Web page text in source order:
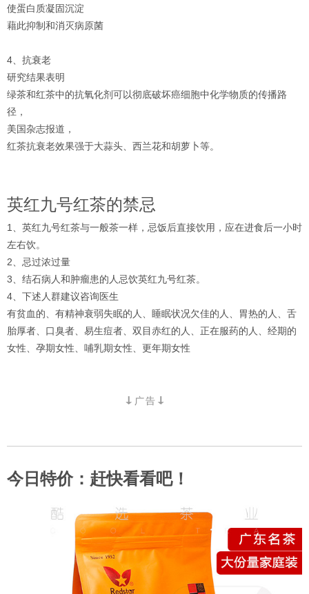
使蛋白质凝固沉淀
藉此抑制和消灭病原菌
4、抗衰老
研究结果表明
绿茶和红茶中的抗氧化剂可以彻底破坏癌细胞中化学物质的传播路
径，
美国杂志报道，
红茶抗衰老效果强于大蒜头、西兰花和胡萝卜等。
英红九号红茶的禁忌
1、英红九号红茶与一般茶一样，忌饭后直接饮用，应在进食后一小时
左右饮。
2、忌过浓过量
3、结石病人和肿瘤患的人忌饮英红九号红茶。
4、下述人群建议咨询医生
有贫血的、有精神衰弱失眠的人、睡眠状况欠佳的人、胃热的人、舌
胎厚者、口臭者、易生痘者、双目赤红的人、正在服药的人、经期的
女性、孕期女性、哺乳期女性、更年期女性
今日特价：赶快看看吧！